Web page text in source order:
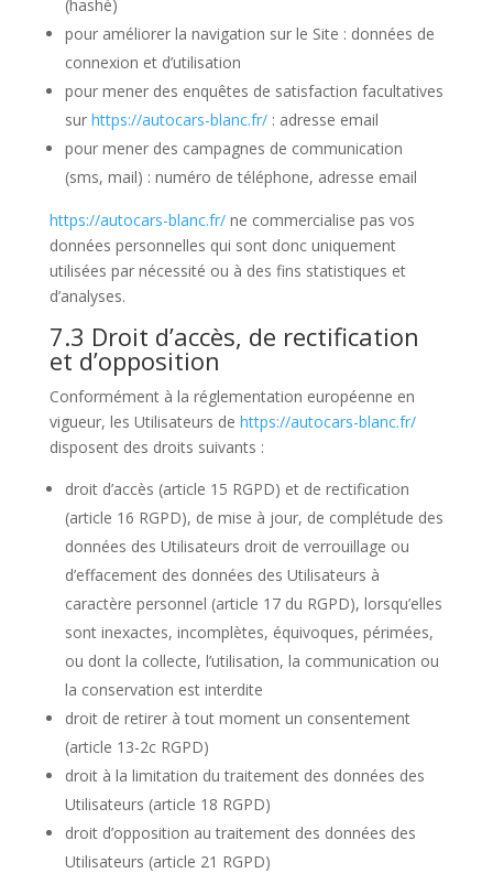
(hashé)
pour améliorer la navigation sur le Site : données de
connexion et d’utilisation
pour mener des enquêtes de satisfaction facultatives
sur https://autocars-blanc.fr/: adresse email
pour mener des campagnes de communication
(sms, mail) : numéro de téléphone, adresse email
https://autocars-blanc.fr/ne commercialise pas vos
données personnelles qui sont donc uniquement
utilisées par nécessité ou à des fins statistiques et
d’analyses.
7.3 Droit d’accès, de rectification
et d’opposition
Conformément à la réglementation européenne en
vigueur, les Utilisateurs de https://autocars-blanc.fr/
disposent des droits suivants :
droit d’accès (article 15 RGPD) et de rectification
(article 16 RGPD), de mise à jour, de complétude des
données des Utilisateurs droit de verrouillage ou
d’effacement des données des Utilisateurs à
caractère personnel (article 17 du RGPD), lorsqu’elles
sont inexactes, incomplètes, équivoques, périmées,
ou dont la collecte, l’utilisation, la communication ou
la conservation est interdite
droit de retirer à tout moment un consentement
(article 13-2c RGPD)
droit à la limitation du traitement des données des
Utilisateurs (article 18 RGPD)
droit d’opposition au traitement des données des
Utilisateurs (article 21 RGPD)